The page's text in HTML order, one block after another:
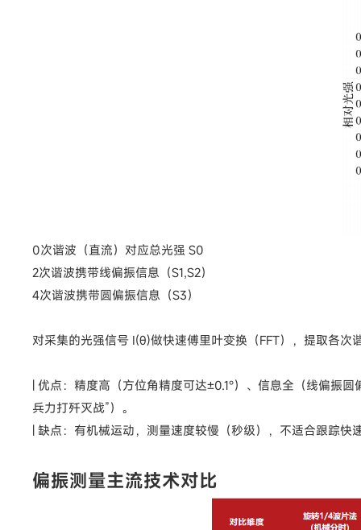
0次谐波（直流）对应总光强 S0
2次谐波携带线偏振信息（S1,S2）
4次谐波携带圆偏振信息（S3）
对采集的光强信号 I(θ)做快速傅里叶变换（FFT），提取各
| 优点：精度高（方位角精度可达±0.1°）、信息全（线偏振
兵力打歼灭战”）。
| 缺点：有机械运动，测量速度较慢（秒级），不适合跟踪
偏振测量主流技术对比